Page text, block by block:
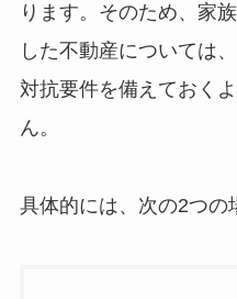
ります。そのため、家
した不動産については
対抗要件を備えておく
ん。
具体的には、次の2つの